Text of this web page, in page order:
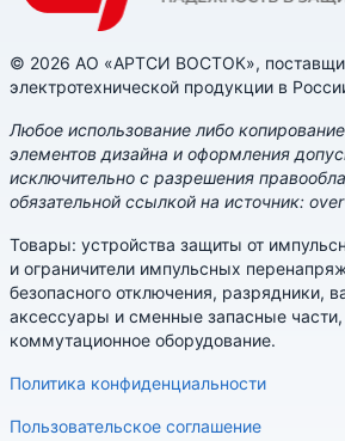
© 2026 АО «АРТСИ ВОСТОК»,
электротехнической продукции в
Любое использование либо
элементов дизайна и оформления
исключительно с разрешения
обязательной ссылкой на источник:
Товары: устройства защиты от
и ограничители импульсных
безопасного отключения, разрядники,
аксессуары и сменные запасные
коммутационное оборудование.
Политика конфиденциальности
Пользовательское соглашение